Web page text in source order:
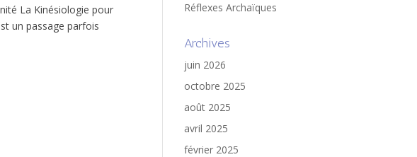
La Kinésiologie pour
un passage parfois
Réflexes Archaïques
Archives
juin 2026
octobre 2025
août 2025
avril 2025
février 2025